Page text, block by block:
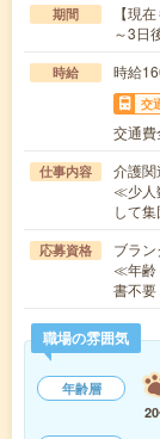
期間
【現
～3日
時給 時給
交
交通
仕事内容
介護関
≪少人
して
応募資格
ブラ
≪年齢
書不
職場の雰囲気
年齢層